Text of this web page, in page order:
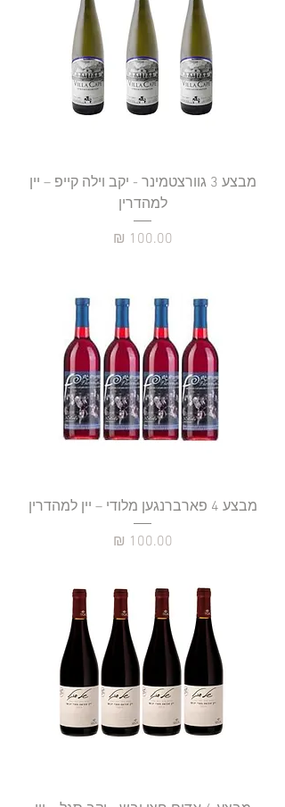
מבצע 3 גוורצטמינר - יקב וילה קייפ – יין
למהדרין
מחיר
מבצע 4 פארברנגען מלודי – יין למהדרין
מחיר